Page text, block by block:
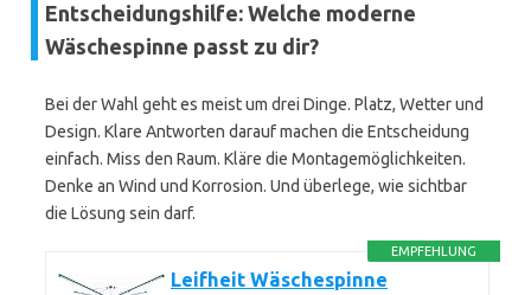
Entscheidungshilfe: Welche moderne
Wäschespinne passt zu dir?
Bei der Wahl geht es meist um drei Dinge. Platz, Wetter und
Design. Klare Antworten darauf machen die Entscheidung
einfach. Miss den Raum. Kläre die Montagemöglichkeiten.
Denke an Wind und Korrosion. Und überlege, wie sichtbar
die Lösung sein darf.
EMPFEHLUNG
Leifheit Wäschespinne